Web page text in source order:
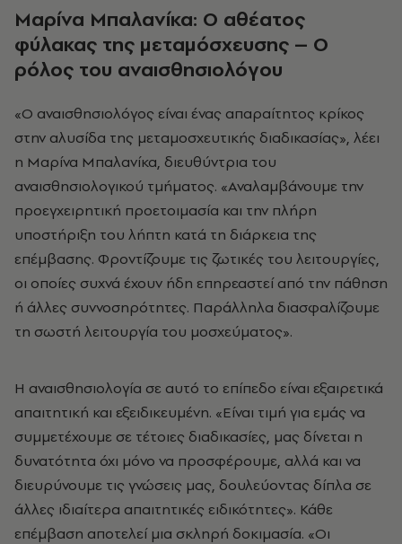
Μαρίνα Μπαλανίκα: Ο αθέατος
φύλακας της μεταμόσχευσης – Ο
ρόλος του αναισθησιολόγου
«Ο αναισθησιολόγος είναι ένας απαραίτητος κρίκος
στην αλυσίδα της μεταμοσχευτικής διαδικασίας», λέει
η Μαρίνα Μπαλανίκα, διευθύντρια του
αναισθησιολογικού τμήματος. «Αναλαμβάνουμε την
προεγχειρητική προετοιμασία και την πλήρη
υποστήριξη του λήπτη κατά τη διάρκεια της
επέμβασης. Φροντίζουμε τις ζωτικές του λειτουργίες,
οι οποίες συχνά έχουν ήδη επηρεαστεί από την πάθηση
ή άλλες συννοσηρότητες. Παράλληλα διασφαλίζουμε
τη σωστή λειτουργία του μοσχεύματος».
Η αναισθησιολογία σε αυτό το επίπεδο είναι εξαιρετικά
απαιτητική και εξειδικευμένη. «Είναι τιμή για εμάς να
συμμετέχουμε σε τέτοιες διαδικασίες, μας δίνεται η
δυνατότητα όχι μόνο να προσφέρουμε, αλλά και να
διευρύνουμε τις γνώσεις μας, δουλεύοντας δίπλα σε
άλλες ιδιαίτερα απαιτητικές ειδικότητες». Κάθε
επέμβαση αποτελεί μια σκληρή δοκιμασία. «Οι